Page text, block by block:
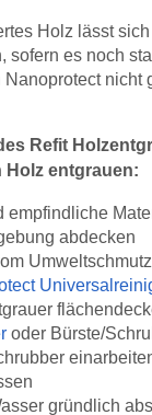
Holz lässt
sofern es noch
nicht
Refit
entgrauen:
empfindliche
abdecken
oder Bürste/
gründlich